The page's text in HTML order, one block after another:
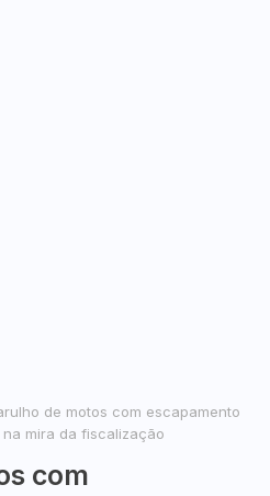
de motos com escapamento
mira da fiscalização
com